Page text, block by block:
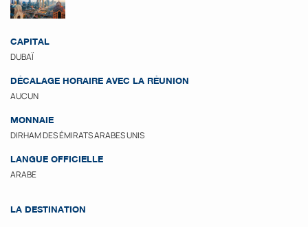
CAPITAL
DUBAÏ
DÉCALAGE HORAIRE AVEC LA RÉUNION
AUCUN
MONNAIE
DIRHAM DES ÉMIRATS ARABES UNIS
LANGUE OFFICIELLE
ARABE
LA DESTINATION